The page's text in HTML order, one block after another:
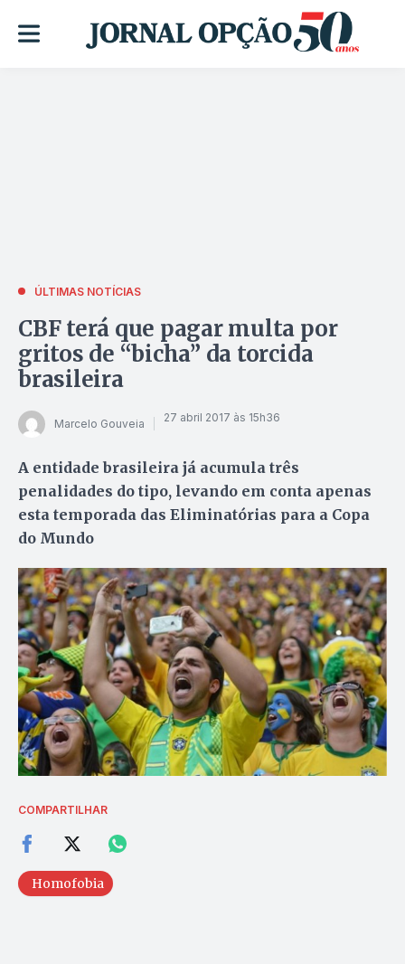
ÚLTIMAS NOTÍCIAS
CBF terá que pagar multa por
gritos de “bicha” da torcida
brasileira
Marcelo Gouveia 27 abril 2017 às 15h36
A entidade brasileira já acumula três
penalidades do tipo, levando em conta apenas
esta temporada das Eliminatórias para a Copa
do Mundo
COMPARTILHAR
Homofobia